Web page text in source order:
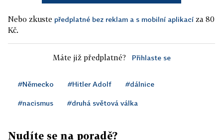
Nebo zkuste předplatné bez reklam a s mobilní aplikací za 80
Kč.
Máte již předplatné? Přihlaste se
#Německo #Hitler Adolf #dálnice
#nacismus #druhá světová válka
Nudíte se na poradě?